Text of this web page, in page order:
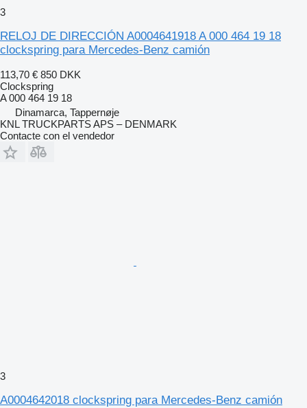
3
RELOJ DE DIRECCIÓN A0004641918 A 000 464 19 18
clockspring para Mercedes-Benz camión
113,70 € 850 DKK
Clockspring
A 000 464 19 18
Dinamarca, Tappernøje
KNL TRUCKPARTS APS – DENMARK
Contacte con el vendedor
3
A0004642018 clockspring para Mercedes-Benz camión